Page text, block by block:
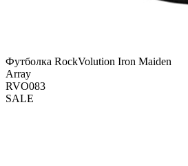
Футболка RockVolution Iron Maiden
Array
RVO083
SALE